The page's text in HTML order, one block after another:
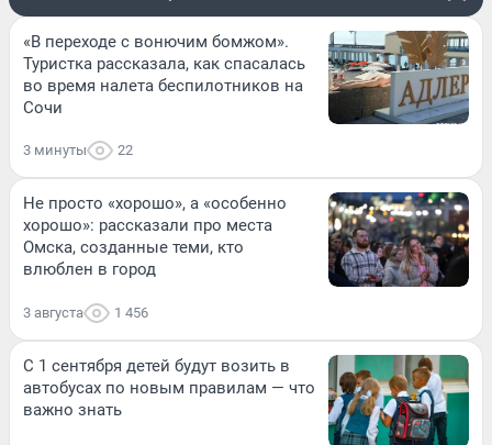
«В переходе с вонючим бомжом».
Туристка рассказала, как спасалась
во время налета беспилотников на
Сочи
3 минуты 22
Не просто «хорошо», а «особенно
хорошо»: рассказали про места
Омска, созданные теми, кто
влюблен в город
3 августа 1 456
С 1 сентября детей будут возить в
автобусах по новым правилам — что
важно знать